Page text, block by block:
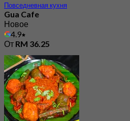
Повседневная кухня
Gua Cafe
Новое
4.9
От RM 36.25